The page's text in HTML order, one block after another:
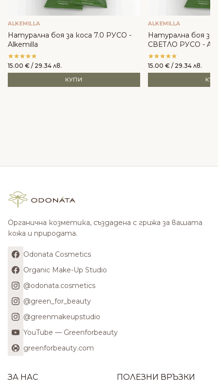
ALKEMILLA
Натурална боя за коса 7.0 РУСО -
Alkemilla
15.00 € / 29.34 лв.
КУПИ
ALKEMILLA
Натурална боя
СВЕТЛО РУСО -
15.00 € / 29.34 лв.
Органична козметика, създадена с грижа за вашата
кожа и природата.
Odonata Cosmetics
Organic Make-Up Studio
@odonata.cosmetics
@green_for_beauty
@greenmakeupstudio
YouTube — Greenforbeauty
greenforbeauty.com
ЗА НАС ПОЛЕЗНИ ВРЪЗКИ